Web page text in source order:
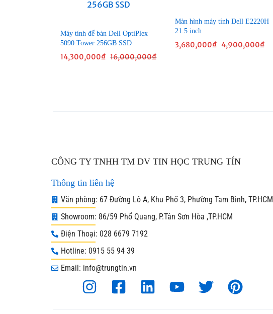
Máy tính để bàn Dell OptiPlex
5090 Tower 256GB SSD
14,300,000₫ 16,000,000₫
Màn hình máy tính Dell E2220H
21.5 inch
3,680,000₫ 4,900,000₫
CÔNG TY TNHH TM DV TIN HỌC TRUNG TÍN
Thông tin liên hệ
Văn phòng: 67 Đường Lô A, Khu Phố 3, Phường Tam Bình, TP.HCM
Showroom: 86/59 Phổ Quang, P.Tân Sơn Hòa ,TP.HCM
Điện Thoại: 028 6679 7192
Hotline: 0915 55 94 39
Email: info@trungtin.vn